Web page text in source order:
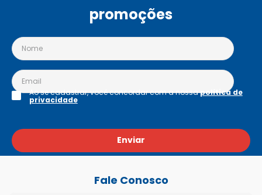
promoções
Enviar
Ao se cadastrar, você concordar com a nossapolítica de
privacidade
Fale Conosco